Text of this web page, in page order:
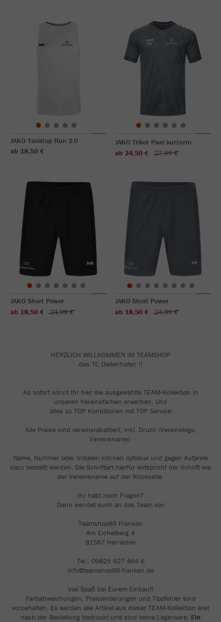
JAKO Tanktop Run 2.0
ab 18,50 €
JAKO Trikot Pixel kurzarm
ab 24,50 €
27,99 €
JAKO Short Power
ab 18,50 €
24,99 €
JAKO Short Power
ab 18,50 €
24,99 €
HERZLICH WILLKOMMEN IM TEAMSHOP
des TC Dietenhofen !!
Ab sofort könnt Ihr hier die ausgewählte TEAM-Kollektion in
unseren Vereinsfarben erwerben. Und
alles zu TOP Konditionen mit TOP Service.
Alle Preise sind vereinsrabattiert, inkl. Druck (Vereinslogo,
Vereinsname).
Name, Nummer oder Initialen können optional und gegen Aufpreis
dazu bestellt werden. Die Schriftart hierfür entspricht der Schrift wie
der Vereinsname auf der Rückseite.
Ihr habt noch Fragen?
Dann wendet euch an das Team von
Teamshop89 Franken
Am Eichelberg 4
91567 Herrieden
Tel.: 09825 927 464 6
info@teamshop89-franken.de
Viel Spaß bei Eurem Einkauf!
Farbabweichungen, Preisänderungen und Tippfehler sind
vorbehalten. Es werden alle Artikel aus dieser TEAM-Kollektion erst
nach der Bestellung bedruckt und sind keine Lagerware. Ein